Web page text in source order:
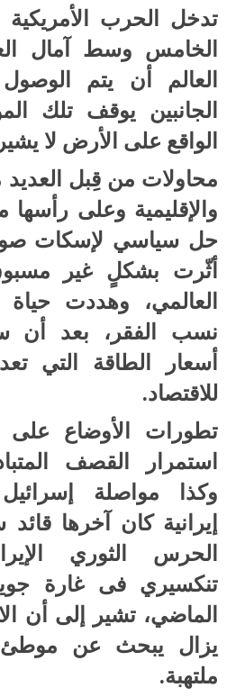
مغلقة
تدخل الحرب الأمريكية
الخامس وسط آمال
العالم أن يتم
الجانبين يوقف تلك
الواقع على الأرض لا
محاولات من قِبل العديد
والإقليمية وعلى
حل سياسي لإسكات
أثّرت بشكلٍ غير
العالمي، وهددت حياة
نسب الفقر، بعد أن
أسعار الطاقة التي
للاقتصاد.
تطورات الأوضاع
استمرار القصف
وكذا مواصلة إسرائيل
إيرانية كان آخرها قائد
الحرس الثوري
تنكسيري فى غارة جوية
الماضي، تشير إلى أن
يزال يبحث عن
ملتهبة.